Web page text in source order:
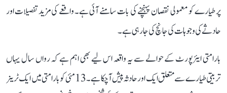
پر طیارے کو معمولی نقصان پہنچنے کی بات سامنے آئی ہے۔ واقعے کی مزید تفصیلات اور
حادثے کی وجوہات کی جانچ کی جا رہی ہے۔
بارامتی ایئرپورٹ کے حوالے سے یہ واقعہ اس لیے بھی اہم ہے کہ رواں سال یہاں
تربیتی طیارے سے متعلق ایک اور حادثہ پیش آ چکا ہے۔ 13 مئی کو بارامتی میں ایک ٹرینر